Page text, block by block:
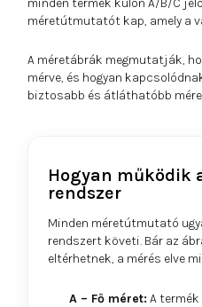
minden termék külön A/B/C
méretútmutatót kap, amely a
A méretábrák megmutatják,
mérve, és hogyan
biztosabb és átláthatóbb
Hogyan működik
rendszer
Minden méretútmutató
rendszert követi. Bár az
eltérhetnek, a mérés elve
A – Fő méret: A